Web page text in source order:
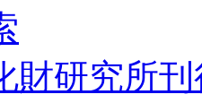
財研究所